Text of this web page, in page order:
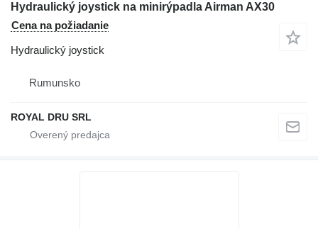
Hydraulický joystick na minirýpadla Airman AX30
Cena na požiadanie
Hydraulický joystick
Rumunsko
ROYAL DRU SRL